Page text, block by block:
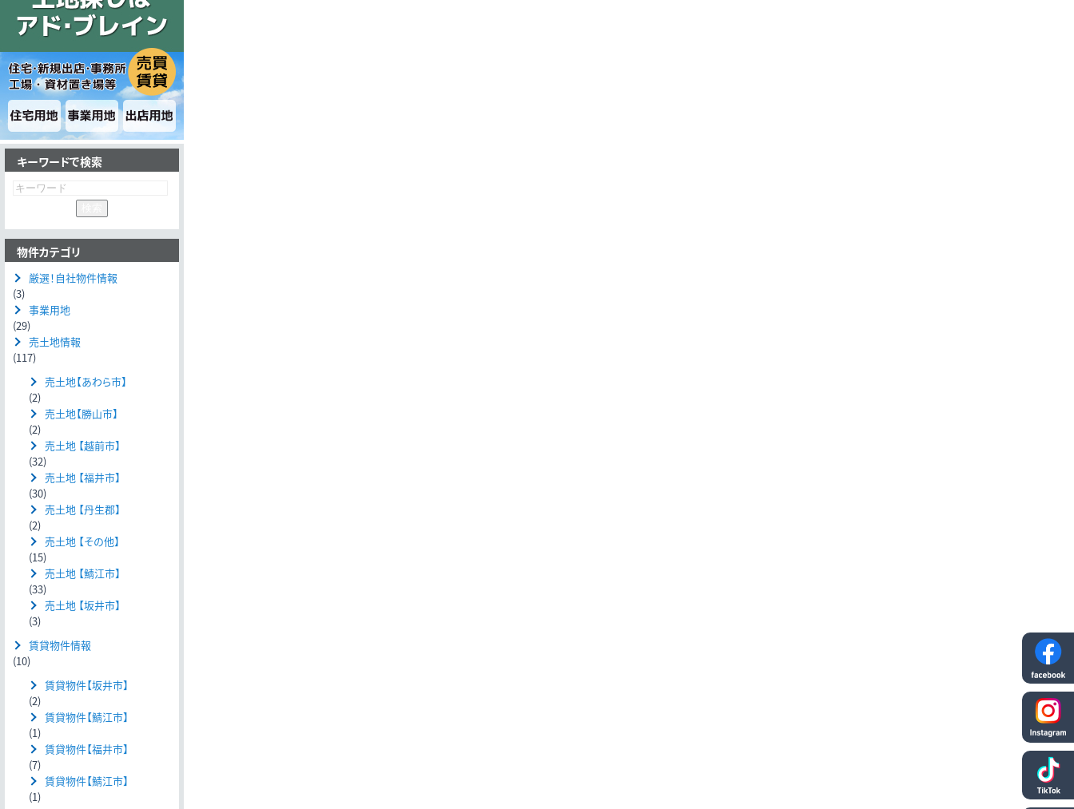
キーワードで検索
物件カテゴリ
厳選！自社物件情報
(3)
事業用地
(29)
売土地情報
(117)
売土地【あわら市】
(2)
売土地【勝山市】
(2)
売土地 【越前市】
(32)
売土地 【福井市】
(30)
売土地 【丹生郡】
(2)
売土地 【その他】
(15)
売土地 【鯖江市】
(33)
売土地 【坂井市】
(3)
賃貸物件情報
(10)
賃貸物件【坂井市】
(2)
賃貸物件【鯖江市】
(1)
賃貸物件【福井市】
(7)
賃貸物件【鯖江市】
(1)